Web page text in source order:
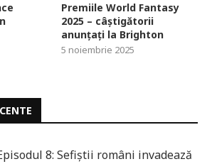
Premiile World Fantasy
2025 – câștigătorii
anunțați la Brighton
5 noiembrie 2025
8: Sefiștii români invadează